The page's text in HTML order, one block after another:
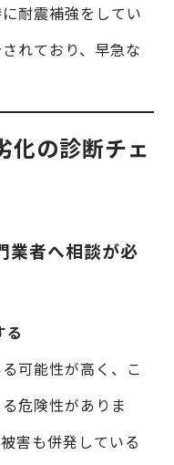
耐震補強をしてい
れており、早急な
化の診断チェ
業者へ相談が必
る
可能性が高く、こ
危険性がありま
害も併発している